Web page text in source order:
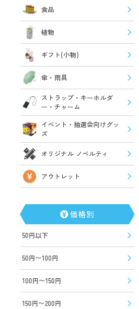
食品
植物
ギフト(小物)
傘・雨具
ストラップ・キーホルダ
ー・チャーム
イベント・抽選会向けグッ
ズ
オリジナル ノベルティ
アウトレット
価格別
50円以下
50円〜100円
100円〜150円
150円〜200円